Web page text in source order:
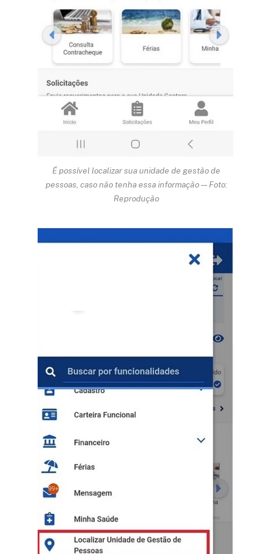
É possível localizar sua unidade de gestão de
pessoas, caso não tenha essa informação — Foto:
Reprodução